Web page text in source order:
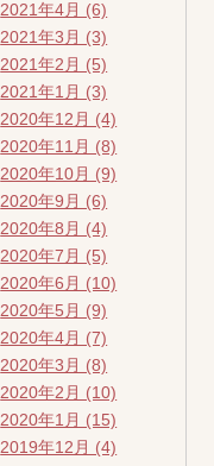
2021年4月 (6)
2021年3月 (3)
2021年2月 (5)
2021年1月 (3)
2020年12月 (4)
2020年11月 (8)
2020年10月 (9)
2020年9月 (6)
2020年8月 (4)
2020年7月 (5)
2020年6月 (10)
2020年5月 (9)
2020年4月 (7)
2020年3月 (8)
2020年2月 (10)
2020年1月 (15)
2019年12月 (4)